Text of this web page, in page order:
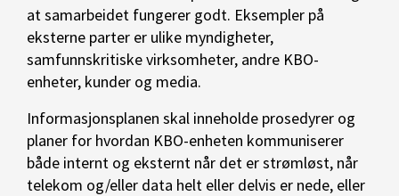
at samarbeidet fungerer godt. Eksempler på
eksterne parter er ulike myndigheter,
samfunnskritiske virksomheter, andre KBO-
enheter, kunder og media.
Informasjonsplanen skal inneholde prosedyrer og
planer for hvordan KBO-enheten kommuniserer
både internt og eksternt når det er strømløst, når
telekom og/eller data helt eller delvis er nede, eller